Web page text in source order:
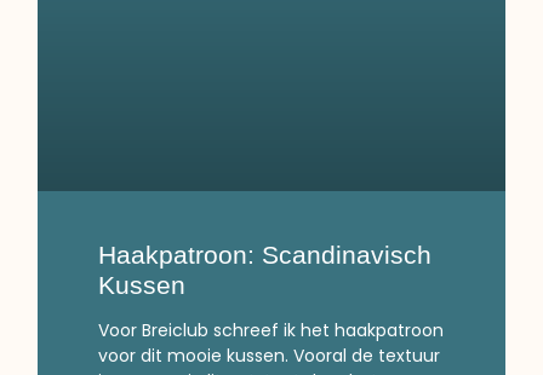
Haakpatroon: Scandinavisch
Kussen
Voor Breiclub schreef ik het haakpatroon
voor dit mooie kussen. Vooral de textuur